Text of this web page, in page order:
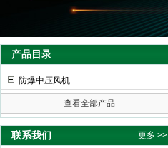
产品目录
防爆中压风机
查看全部产品
联系我们 更多 >>